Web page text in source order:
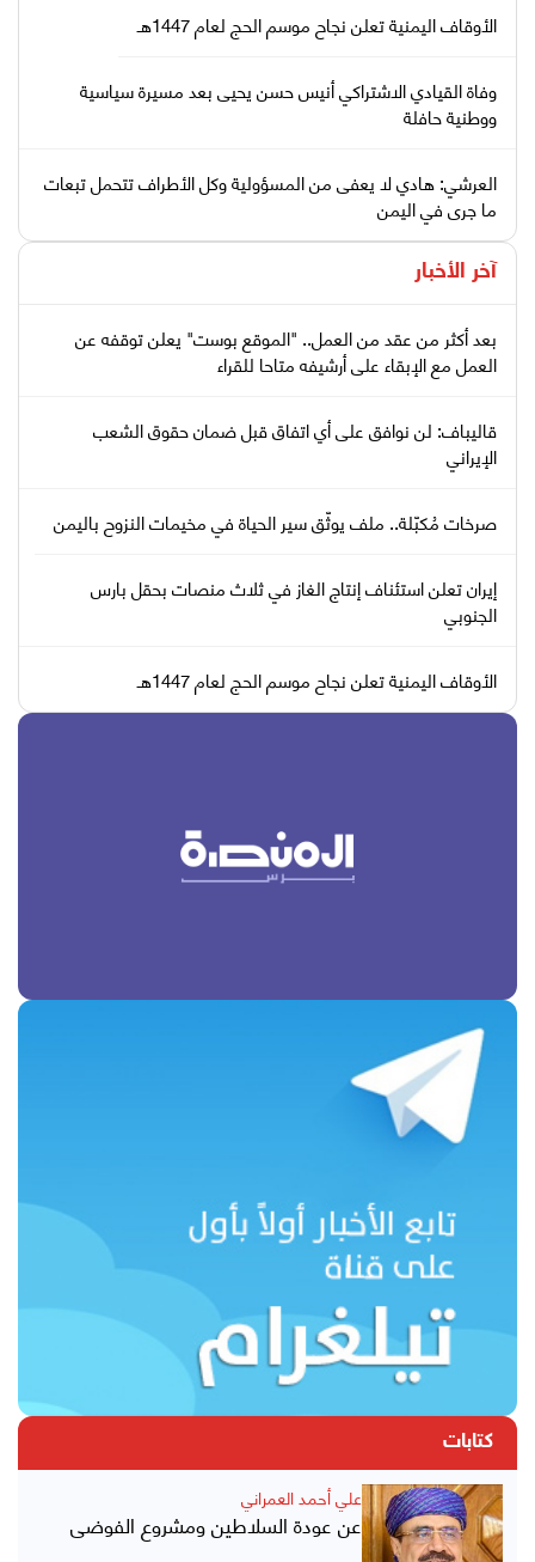
الأوقاف اليمنية تعلن نجاح موسم الحج لعام 1447هـ
وفاة القيادي الاشتراكي أنيس حسن يحيى بعد مسيرة سياسية
ووطنية حافلة
العرشي: هادي لا يعفى من المسؤولية وكل الأطراف تتحمل تبعات
ما جرى في اليمن
آخر الأخبار
بعد أكثر من عقد من العمل.. "الموقع بوست" يعلن توقفه عن
العمل مع الإبقاء على أرشيفه متاحا للقراء
قاليباف: لن نوافق على أي اتفاق قبل ضمان حقوق الشعب
الإيراني
صرخات مُكبّلة.. ملف يوثّق سير الحياة في مخيمات النزوح باليمن
إيران تعلن استئناف إنتاج الغاز في ثلاث منصات بحقل بارس
الجنوبي
الأوقاف اليمنية تعلن نجاح موسم الحج لعام 1447هـ
كتابات
علي أحمد العمراني
عن عودة السلاطين ومشروع الفوضى